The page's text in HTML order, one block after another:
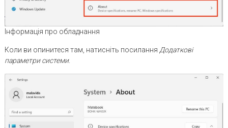
Інформація про обладнання
Коли ви опинитеся там, натисніть посилання Додаткові
параметри системи.